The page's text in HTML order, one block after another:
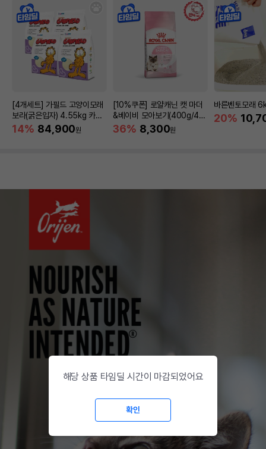
[4개세트] 가필드 고양이모래
보라(굵은입자) 4.55kg 카사
바모래
14% 84,900원
[10%쿠폰] 로얄캐닌 캣 마더
&베이비 모아보기(400g/4/1
0kg)
36% 8,300원
바른벤토모래
20%
해당 상품 타임딜 시간이 마감되었어요
확인